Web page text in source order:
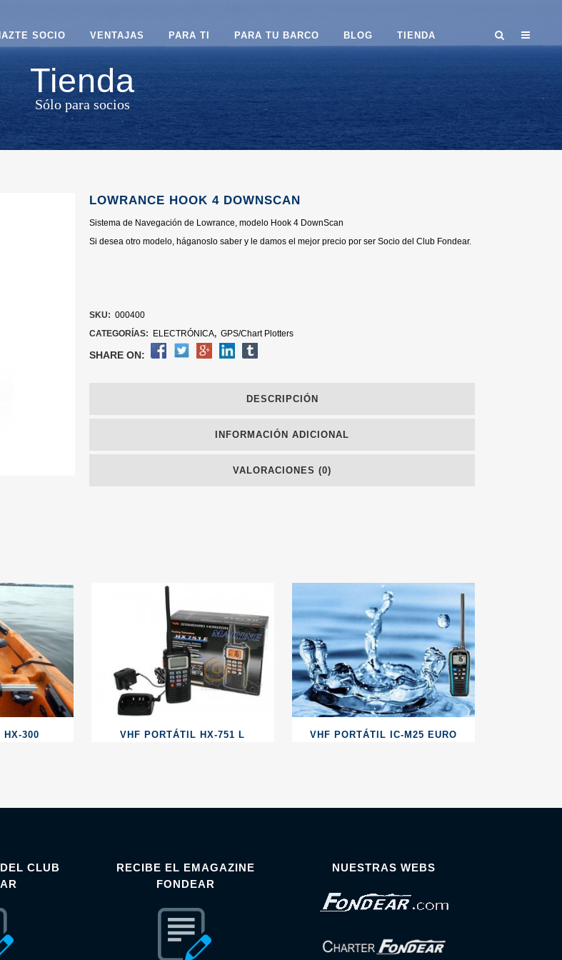
SOCIO VENTAJAS PARA TI PARA TU BARCO BLOG TIENDA
Tienda
Sólo para socios
LOWRANCE HOOK 4 DOWNSCAN
Sistema de Navegación de Lowrance, modelo Hook 4 DownScan
Si desea otro modelo, háganoslo saber y le damos el mejor precio por ser Socio del Club Fondear.
SKU: 000400
CATEGORÍAS:
ELECTRÓNICA, GPS/Chart Plotters
SHARE ON:
DESCRIPCIÓN
INFORMACIÓN ADICIONAL
VALORACIONES (0)
HX-300 VHF PORTÁTIL HX-751 L VHF PORTÁTIL IC-M25 EURO
CLUB
RECIBE EL EMAGAZINE
FONDEAR
NUESTRAS WEBS